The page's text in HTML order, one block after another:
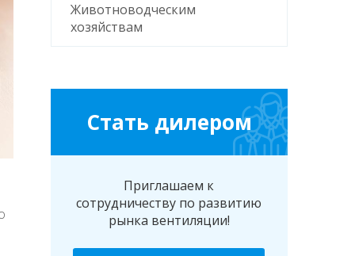
Животноводческим
хозяйствам
Стать дилером
Приглашаем к
сотрудничеству по развитию
рынка вентиляции!